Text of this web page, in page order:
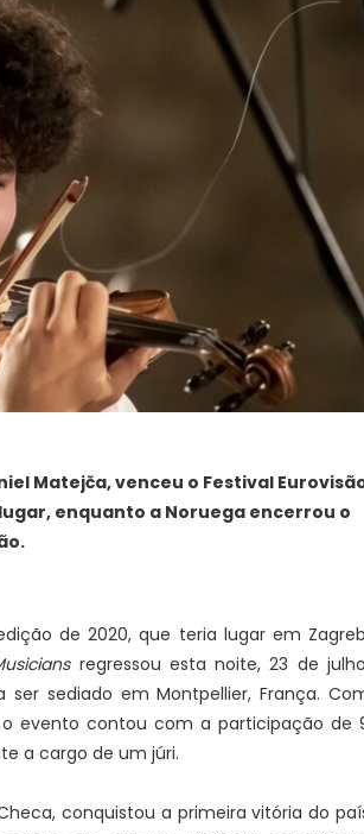
Matejča, venceu o Festival
enquanto a Noruega encerrou o
de 2020, que teria lugar em
regressou esta noite, 23 de
sediado em Montpellier, França.
evento contou com a participação de
a cargo de um júri.
conquistou a primeira vitória do